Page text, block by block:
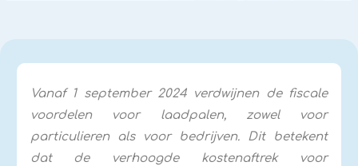
Vanaf 1 september 2024 verdwijnen de fiscale
voordelen voor laadpalen, zowel voor
particulieren als voor bedrijven. Dit betekent
dat de verhoogde kostenaftrek voor